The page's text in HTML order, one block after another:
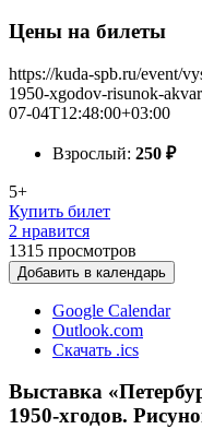
Цены на билеты
https://kuda-spb.ru/event/
1950-xgodov-risunok-
07-04T12:48:00+03:00
Взрослый: 250 ₽
5+
Купить билет
2 нравится
1315 просмотров
Добавить в календарь
Google Calendar
Outlook.com
Скачать .ics
Выставка
1950-хгодов.